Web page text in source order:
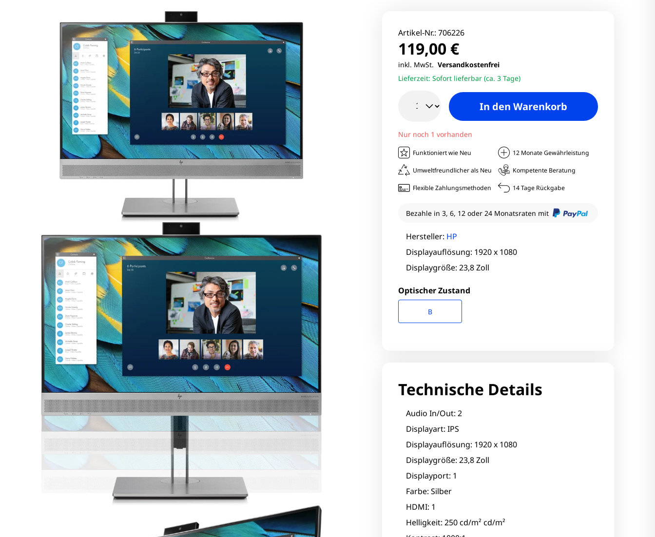
Laptops ab 17 Zoll
& 2-in-1 Laptops
Laptops mit WWAN / LTE
Workstation Laptops
Lenovo Laptops
Fujitsu Laptops
Asus Laptops
Acer Laptops
Zubehör
Dell PCs
Fujitsu PCs
Lenovo PCs
Xiaomi Smartphones Viewsonic Monitore
27 Zoll Monitore
Samsung Monitore
Artikel-Nr.: 706226
119,00 €
inkl. MwSt. Versandkostenfrei
Lieferzeit: Sofort lieferbar (ca. 3 Tage)
In den Warenkorb
Nur noch 1 vorhanden
Funktioniert wie Neu 12 Monate Gewährleistung
Umweltfreundlicher als Neu Kompetente Beratung
Flexible Zahlungsmethoden 14 Tage Rückgabe
Bezahle in 3, 6, 12 oder 24 Monatsraten mit
Hersteller: HP
Displayauflösung: 1920 x 1080
Displaygröße: 23,8 Zoll
Optischer Zustand
B
Technische Details
Audio In/Out: 2
Displayart: IPS
Displayauflösung: 1920 x 1080
Displaygröße: 23,8 Zoll
Displayport: 1
Farbe: Silber
HDMI: 1
Helligkeit: 250 cd/m² cd/m²